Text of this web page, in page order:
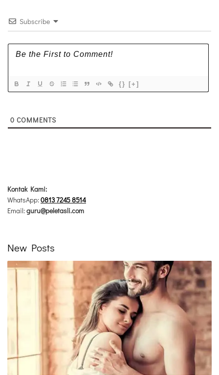
Subscribe
{} [+]
0 COMMENTS
Kontak Kami:
WhatsApp:0813 7245 8514
Email:guru@peletasli.com
New Posts